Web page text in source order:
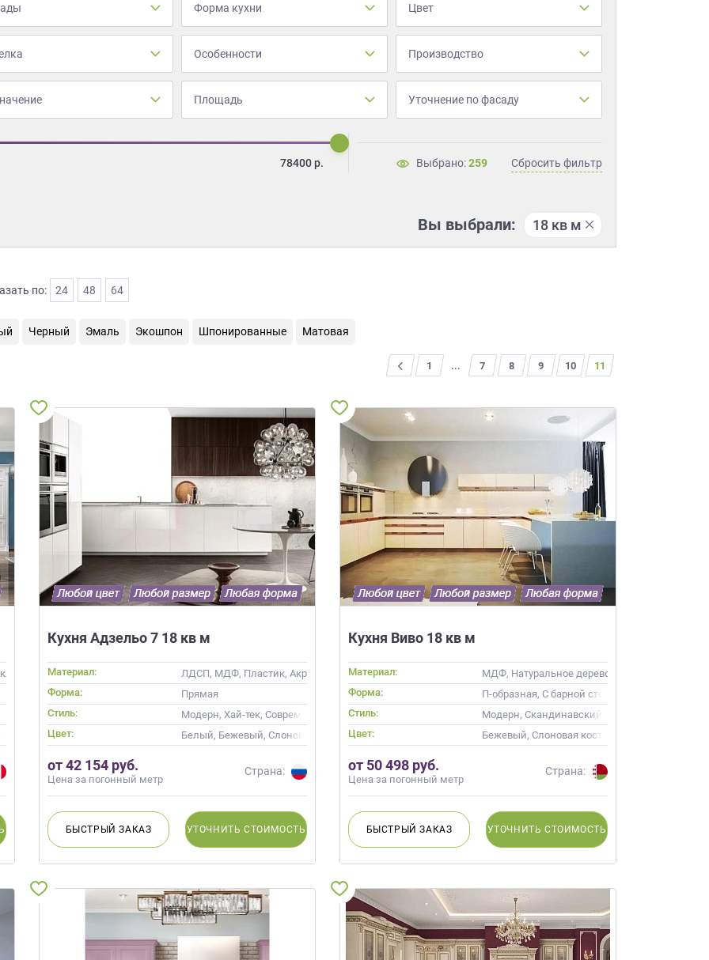
Форма кухни Цвет
Особенности Производство
Площадь Уточнение по фасаду
78400р. Выбрано:259 Сбросить фильтр
Вы выбрали: 18 кв м
по: 24 48 64
Черный Эмаль Экошпон Шпонированные Матовая
1 ... 7 8 9 10 11
Массив
стойкой
Неоклассика
кость, Кремовый
Кухня Адзельо 7 18 кв м
Материал:
ЛДСП, МДФ, Пластик, Акрил, Пленка, Alvic / УФ лак, Эмаль, Шпон, Глянцевые
Форма:
Прямая
Стиль:
Модерн, Хай-тек, Современные
Цвет:
Белый, Бежевый, Слоновая кость, Кремовый, Коричневый
от 42 154 руб.
Цена за погонный метр
Страна:
БЫСТРЫЙЗАКАЗ УТОЧНИТЬ СТОИМОСТЬ
Кухня Виво 18 кв м
Материал:
МДФ, Натуральное дерево, Эмаль, Массив,
Форма:
П-образная, С барной стойкой
Стиль:
Модерн, Скандинавский, Хай-тек,
Цвет:
Бежевый, Слоновая кость, Кремовый,
от 50 498 руб.
Цена за погонный метр
Страна:
БЫСТРЫЙЗАКАЗ УТОЧНИТЬ СТОИМОСТЬ